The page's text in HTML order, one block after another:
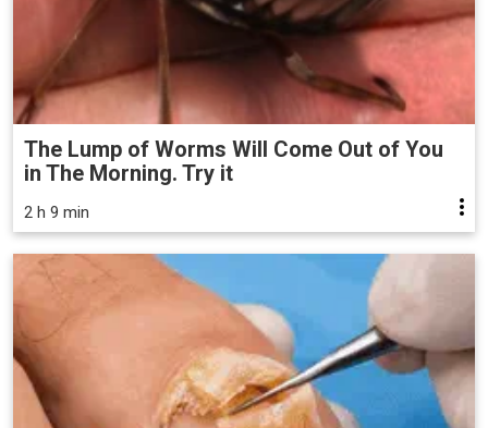
The Lump of Worms Will Come Out of You
in The Morning. Try it
2 h 9 min